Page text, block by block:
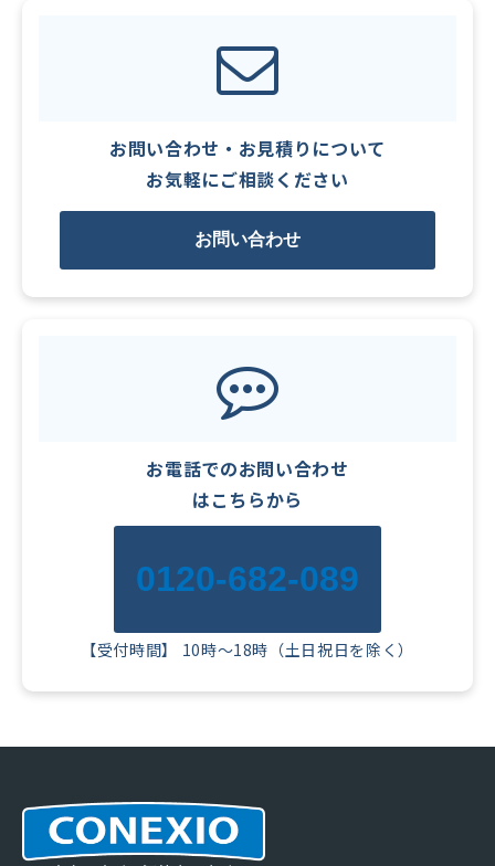
お問い合わせ・お見積りについて
お気軽にご相談ください
お問い合わせ
お電話でのお問い合わせ
はこちらから
0120-682-089
【受付時間】 10時～18時（土日祝日を除く）